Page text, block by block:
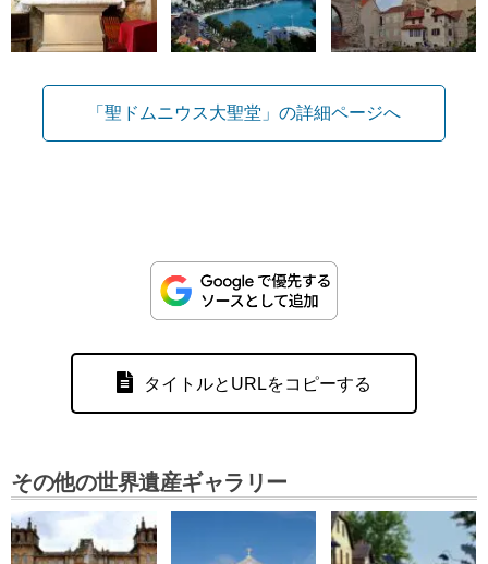
「聖ドムニウス大聖堂」の詳細ページへ
タイトルとURLをコピーする
その他の世界遺産ギャラリー